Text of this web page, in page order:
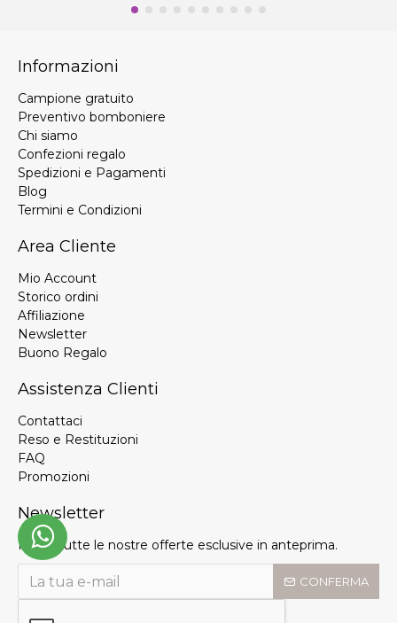
Informazioni
Campione gratuito
Preventivo bomboniere
Chi siamo
Confezioni regalo
Spedizioni e Pagamenti
Blog
Termini e Condizioni
Area Cliente
Mio Account
Storico ordini
Affiliazione
Newsletter
Buono Regalo
Assistenza Clienti
Contattaci
Reso e Restituzioni
FAQ
Promozioni
Newsletter
Ricevi tutte le nostre offerte esclusive in anteprima.
CONFERMA